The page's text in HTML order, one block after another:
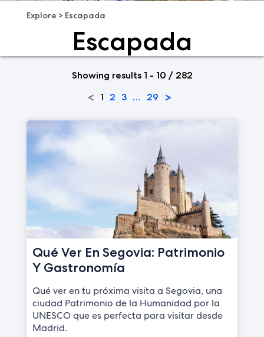
Explore > Escapada
Escapada
Showing results 1 - 10 / 282
< 1 2 3 … 29 >
Qué Ver En Segovia: Patrimonio
Y Gastronomía
Qué ver en tu próxima visita a Segovia, una
ciudad Patrimonio de la Humanidad por la
UNESCO que es perfecta para visitar desde
Madrid.